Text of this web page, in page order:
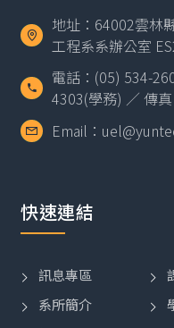
地址：64002雲林
工程系系辦公室
電話：(05) 534-
4303(學務) ／ 傳
Email：
快速連結
訊息專區
系所簡介